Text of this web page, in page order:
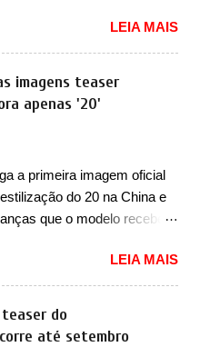
hatchback do Logus
de um ano de atraso. A
foi marcava pelos
japoneses e coreanos
corações em
vendas em 1994 foram o
vinha em 3 versões de
duas do hatch e o sedan, a
as primeiras imagens
superesportivo que vai
consumidores. Trata-se do
que terá uma
assim como outros
tiveram, como o
E o modelo italiano tem
do Dune.
o Dune nasce com
o Sterrato, mas com um
Mad Max – algo
Rezvani. Junto com as
já confirmou que o Dune
LEIA MAIS
imagens teaser
apenas '20'
a primeira imagem oficial
do 20 na China e
que o modelo receberá
China as primeiras
Z20, um misto de hatch
vendido no mercado chinês
em 2024. Agora, o
LEIA MAIS
teaser do
até setembro